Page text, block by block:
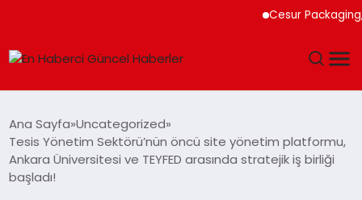
Cesur Packaging,
SPOR
Ana Sayfa Uncategorized
Tesis Yönetim Sektörü’nün öncü site yönetim platformu,
Ankara Üniversitesi ve TEYFED arasında stratejik iş birliği
başladı!